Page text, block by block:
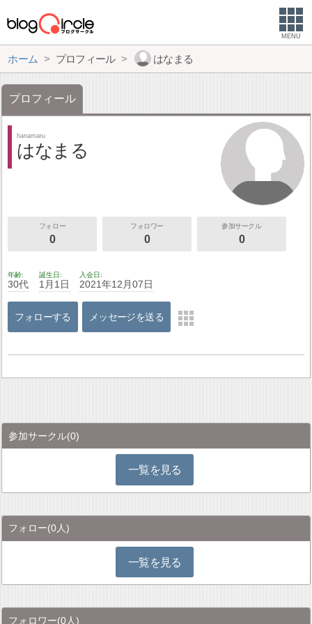
MENU
ホーム プロフィール はなまる
プロフィール
hanamaru
はなまる
フォロー
0
フォロワー
0
参加サークル
0
年齢
30代
誕生日
1月1日
入会日
2021年12月07日
フォローする メッセージを送る
参加サークル(0)
一覧を見る
フォロー(0人)
一覧を見る
フォロワー(0人)